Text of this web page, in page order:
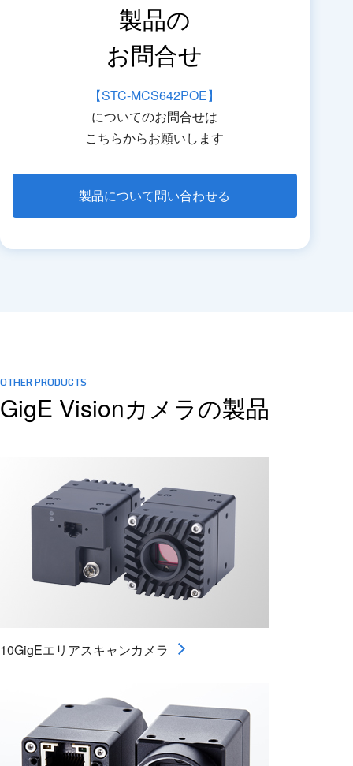
製品の
お問合せ
【STC-MCS642POE】
についてのお問合せは
こちらからお願いします
製品について問い合わせる
OTHER PRODUCTS
GigE Visionカメラの製品
10GigEエリアスキャンカメラ